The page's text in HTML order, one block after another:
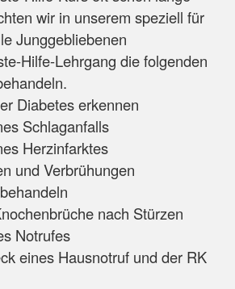
wir in unserem speziell für
Junggebliebenen
Hilfe-Lehrgang die folgenden
Diabetes erkennen
Schlaganfalls
Herzinfarktes
und Verbrühungen
nach Stürzen
Notrufes
eines Hausnotruf und der RK